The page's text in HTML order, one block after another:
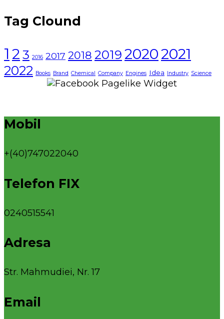
Tag Clound
1 2 3 2016 2017 2018 2019 20202021
2022 Books Brand Chemical Company Engines Idea Industry Science
Mobil
+(40)747022040
Telefon FIX
0240515541
Adresa
Str. Mahmudiei, Nr. 17
Email